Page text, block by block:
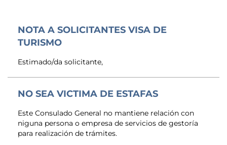
NOTA A SOLICITANTES VISA DE
TURISMO
Estimado/da solicitante,
NO SEA VICTIMA DE ESTAFAS
Este Consulado General no mantiene relación con
niguna persona o empresa de servicios de gestoría
para realización de trámites.